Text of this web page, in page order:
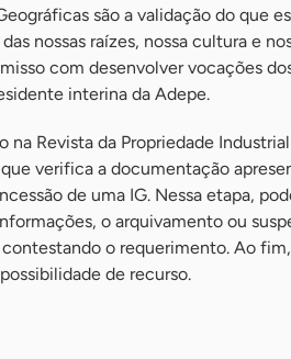
são a validação do que
nossas raízes, nossa cultura e
com desenvolver vocações
interina da Adepe.
Revista da Propriedade
verifica a documentação
de uma IG. Nessa etapa,
o arquivamento ou
o requerimento. Ao
de recurso.